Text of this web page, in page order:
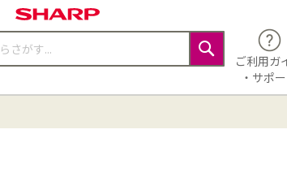
検
ご利用ガ
・サポ